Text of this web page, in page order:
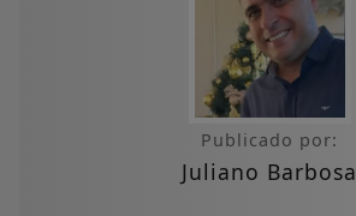
Publicado por:
Juliano Barbosa